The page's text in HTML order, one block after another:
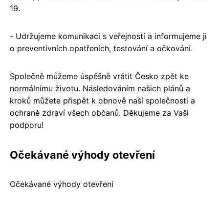
19.
- Udržujeme komunikaci s veřejností a informujeme ji
o preventivních opatřeních, testování a očkování.
Společně můžeme úspěšně vrátit Česko zpět ke
normálnímu životu. Následováním našich plánů a
kroků můžete přispět k obnově naší společnosti a
ochraně zdraví všech občanů. Děkujeme za Vaši
podporu!
Očekávané výhody otevření
Očekávané výhody otevření